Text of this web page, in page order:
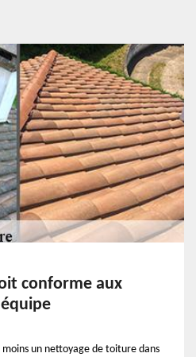
conforme aux
un nettoyage de toiture dans